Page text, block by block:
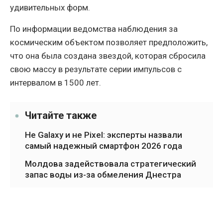
удивительных форм.
По информации ведомства наблюдения за
космическим объектом позволяет предположить,
что она была создана звездой, которая сбросила
свою массу в результате серии импульсов с
интервалом в 1500 лет.
Читайте также
Не Galaxy и не Pixel: эксперты назвали
самый надежный смартфон 2026 года
Молдова задействовала стратегический
запас воды из-за обмеления Днестра